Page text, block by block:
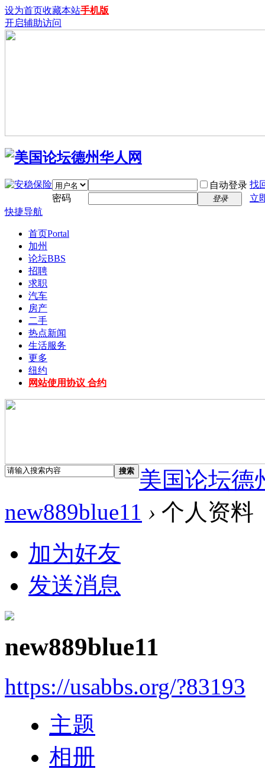
设为首页收藏本站手机版
开启辅助访问
自动登录 找
密码
登录
立
快捷导航
首页Portal
加州
论坛BBS
招聘
求职
汽车
房产
二手
热点新闻
生活服务
更多
纽约
网站使用协议 合约
搜索
美国论坛德
new889blue11 › 个人资料
加为好友
发送消息
new889blue11
https://usabbs.org/?83193
主题
相册